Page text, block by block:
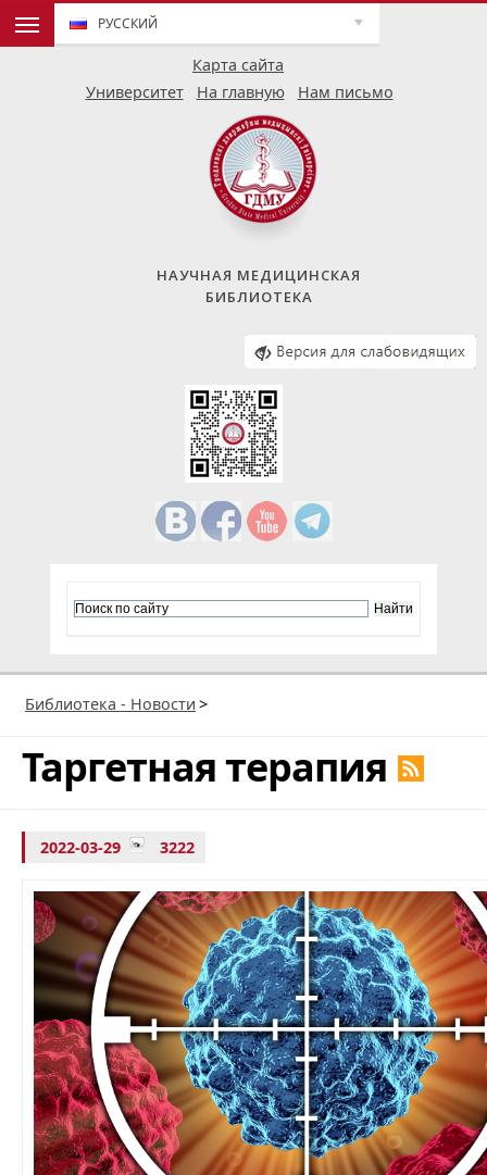
Карта сайта
РУССКИЙ
Университет На главную Нам письмо
НАУЧНАЯ МЕДИЦИНСКАЯ
БИБЛИОТЕКА
Библиотека - Новости >
Таргетная терапия
2022-03-29 3222